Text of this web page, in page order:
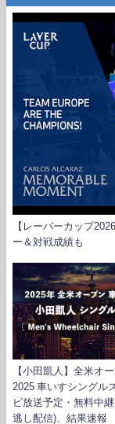
【レーバーカップ
ー＆対戦成績も
【小田凱人】全米オ
2025 車いすシングル
ビ放送予定・無料中
逃し配信)、結果速報